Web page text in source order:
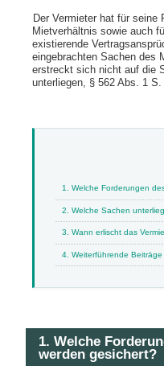
Der Vermieter hat für seine
Mietverhältnis sowie auch
existierende
eingebrachten Sachen des
erstreckt sich nicht auf die
unterliegen, § 562 Abs. 1 S.
1. Welche Forderungen
2. Welche Sachen
3. Wann erlischt das
4. Weiterführende
1. Welche
werden gesichert?